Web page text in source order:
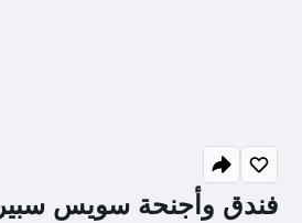
فندق وأجنحة سويس